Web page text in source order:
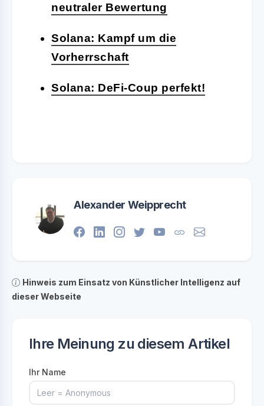
neutraler Bewertung
Solana: Kampf um die
Vorherrschaft
Solana: DeFi-Coup perfekt!
Alexander Weipprecht
Hinweis zum Einsatz von Künstlicher Intelligenz auf
dieser Webseite
Ihre Meinung zu diesem Artikel
Ihr Name